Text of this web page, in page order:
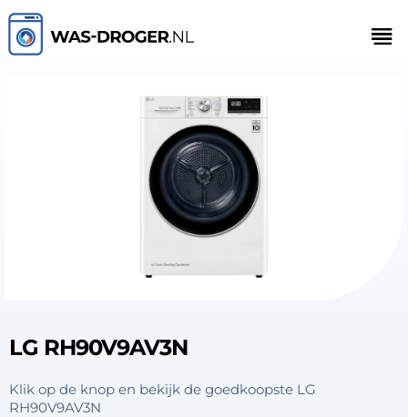
LG RH90V9AV3N
Klik op de knop en bekijk de goedkoopste LG
RH90V9AV3N